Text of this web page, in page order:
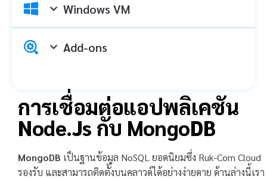
Windows VM
Add-ons
การเชื่อมต่อแอปพลิเคชัน
Node.js กับ MongoDB
MongoDB เป็นฐานข้อมูล NoSQL ยอดนิยมซึ่ง Ruk-Com Cloud
รองรับ และสามารถติดตั้งบนคลาวด์ได้อย่างง่ายดาย ด้านล่างนี้เรา